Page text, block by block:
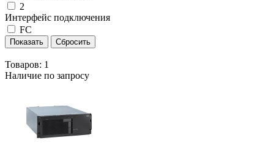
2
Интерфейс подключения
FC
Товаров: 1
Наличие по запросу